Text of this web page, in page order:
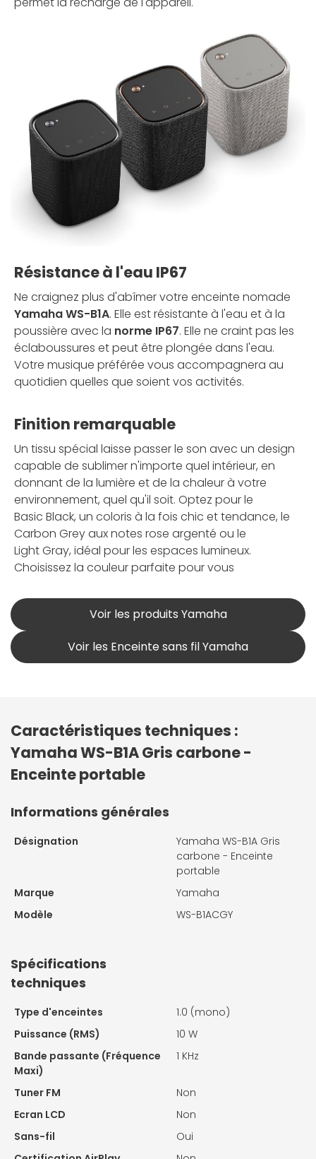
Résistance à l'eau IP67
Ne craignez plus d'abîmer votre enceinte nomade
Yamaha WS-B1A. Elle est résistante à l'eau et à la
poussière avec la norme IP67. Elle ne craint pas les
éclaboussures et peut être plongée dans l'eau.
Votre musique préférée vous accompagnera au
quotidien quelles que soient vos activités.
Finition remarquable
Un tissu spécial laisse passer le son avec un design
capable de sublimer n'importe quel intérieur, en
donnant de la lumière et de la chaleur à votre
environnement, quel qu'il soit. Optez pour le
Basic Black, un coloris à la fois chic et tendance, le
Carbon Grey aux notes rose argenté ou le
Light Gray, idéal pour les espaces lumineux.
Choisissez la couleur parfaite pour vous
Voir les produits Yamaha
Voir les Enceinte sans fil Yamaha
Caractéristiques techniques :
Yamaha WS-B1A Gris carbone -
Enceinte portable
Informations générales
Désignation
Yamaha WS-B1A Gris
carbone - Enceinte
portable
Marque
Yamaha
Modèle
WS-B1ACGY
Spécifications
techniques
Type d'enceintes
1.0 (mono)
Puissance (RMS)
10 W
Bande passante (Fréquence
Maxi)
1 KHz
Tuner FM
Non
Ecran LCD
Non
Sans-fil
Oui